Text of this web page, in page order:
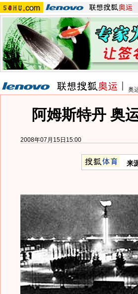
奥
阿姆斯特丹 奥
2008年07月15日15:00
来